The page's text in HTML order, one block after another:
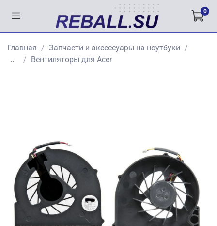
0
Главная
Запчасти и аксессуары на ноутбуки
...
Вентиляторы для Acer